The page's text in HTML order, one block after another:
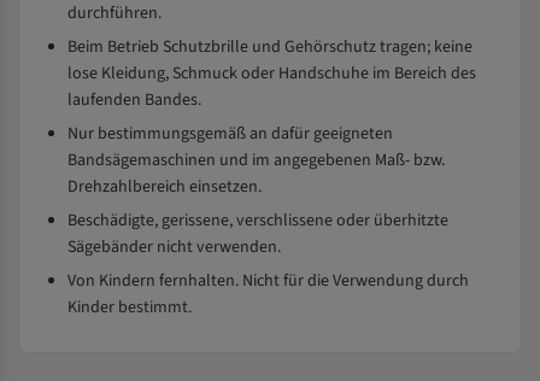
durchführen.
Beim Betrieb Schutzbrille und Gehörschutz tragen; keine
lose Kleidung, Schmuck oder Handschuhe im Bereich des
laufenden Bandes.
Nur bestimmungsgemäß an dafür geeigneten
Bandsägemaschinen und im angegebenen Maß- bzw.
Drehzahlbereich einsetzen.
Beschädigte, gerissene, verschlissene oder überhitzte
Sägebänder nicht verwenden.
Von Kindern fernhalten. Nicht für die Verwendung durch
Kinder bestimmt.